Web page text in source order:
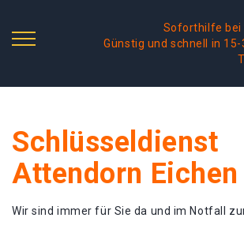
Soforthilfe bei
Günstig und schnell in
Schlüsseldienst
Attendorn Eichen
Wir sind immer für Sie da und im Notfall